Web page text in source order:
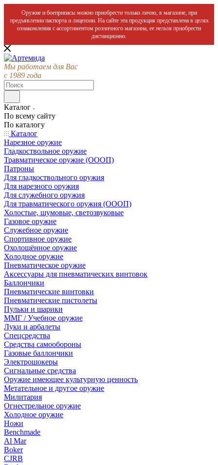
Оружие и боеприпасы можно приобрести только лично, в магазине, при
предъявлении паспорта и лицензии. На сайте эта продукция представлена в целях
ознакомления с ассортиментом розничного магазина, ее нельзя приобрести
дистанционно.
Мы работаем для Вас
с 1989 года
Каталог
По всему сайту
По каталогу
Каталог
Нарезное оружие
Гладкоствольное оружие
Травматическое оружие (ОООП)
Патроны
Для гладкоствольного оружия
Для нарезного оружия
Для служебного оружия
Для травматического оружия (ОООП)
Холостые, шумовые, светозвуковые
Газовое оружие
Служебное оружие
Спортивное оружие
Охолощённое оружие
Холодное оружие
Пневматическое оружие
Аксессуары для пневматических винтовок
Баллончики
Пневматические винтовки
Пневматические пистолеты
Пульки и шарики
ММГ / Учебное оружие
Луки и арбалеты
Спецсредства
Средства самообороны
Газовые баллончики
Электрошокеры
Сигнальные средства
Оружие имеющее культурную ценность
Метательное и другое оружие
Милитария
Огнестрельное оружие
Холодное оружие
Ножи
Benchmade
Al Mar
Boker
CJRB